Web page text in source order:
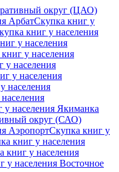
округ (ЦАО)
АрбатСкупка книг у
книг у населения
у населения
у населения
у населения
у населения
населения
у населения Якиманка
округ (САО)
АэропортСкупка книг у
книг у населения
книг у населения
у населения Восточное